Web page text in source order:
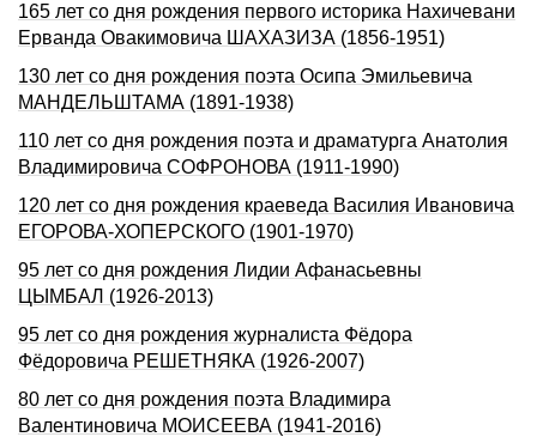
165 лет со дня pождения первого историка Нахичевани
Ерванда Овакимовича ШАХАЗИЗА (1856-1951)
130 лет со дня рождения поэта Осипа Эмильевича
МАНДЕЛЬШТАМА (1891-1938)
110 лет со дня рождения поэта и драматурга Анатолия
Владимировича СОФРОНОВА (1911-1990)
120 лет со дня рождения краеведа Василия Ивановича
ЕГОРОВА-ХОПЕРСКОГО (1901-1970)
95 лет со дня рождения Лидии Афанасьевны
ЦЫМБАЛ (1926-2013)
95 лет со дня рождения журналиста Фёдора
Фёдоровича РЕШЕТНЯКА (1926-2007)
80 лет со дня рождения поэта Владимира
Валентиновича МОИСЕЕВА (1941-2016)